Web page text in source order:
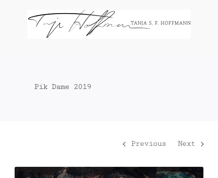
Pik Dame 2019
Previous Next